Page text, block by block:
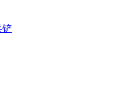
铲